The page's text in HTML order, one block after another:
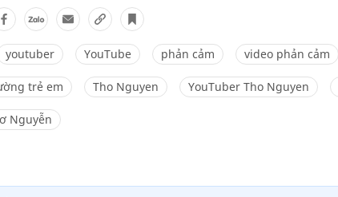
youtuber YouTube phản cảm video phản cảm
trẻ em Tho Nguyen YouTuber Tho Nguyen
Nguyễn